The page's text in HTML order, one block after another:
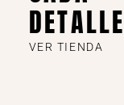
DETALLE
VER TIENDA